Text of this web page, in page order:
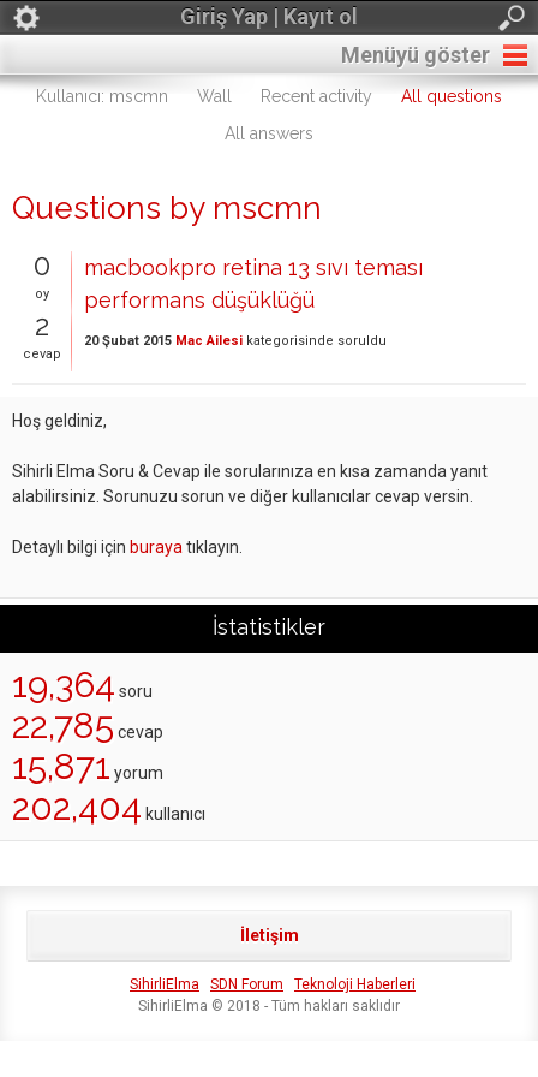
Giriş Yap | Kayıt ol
Menüyü göster
Kullanıcı: mscmn Wall Recent activity
All questions
All answers
Questions by mscmn
0
oy
2
cevap
macbookpro retina 13 sıvı teması
performans düşüklüğü
20 Şubat 2015 Mac Ailesi kategorisinde soruldu
Hoş geldiniz,
Sihirli Elma Soru & Cevap ile sorularınıza en kısa zamanda yanıt
alabilirsiniz. Sorunuzu sorun ve diğer kullanıcılar cevap versin.
Detaylı bilgi için buraya tıklayın.
İstatistikler
19,364 soru
22,785 cevap
15,871 yorum
202,404 kullanıcı
İletişim
SihirliElma SDN Forum
Teknoloji Haberleri
SihirliElma © 2018 - Tüm hakları saklıdır